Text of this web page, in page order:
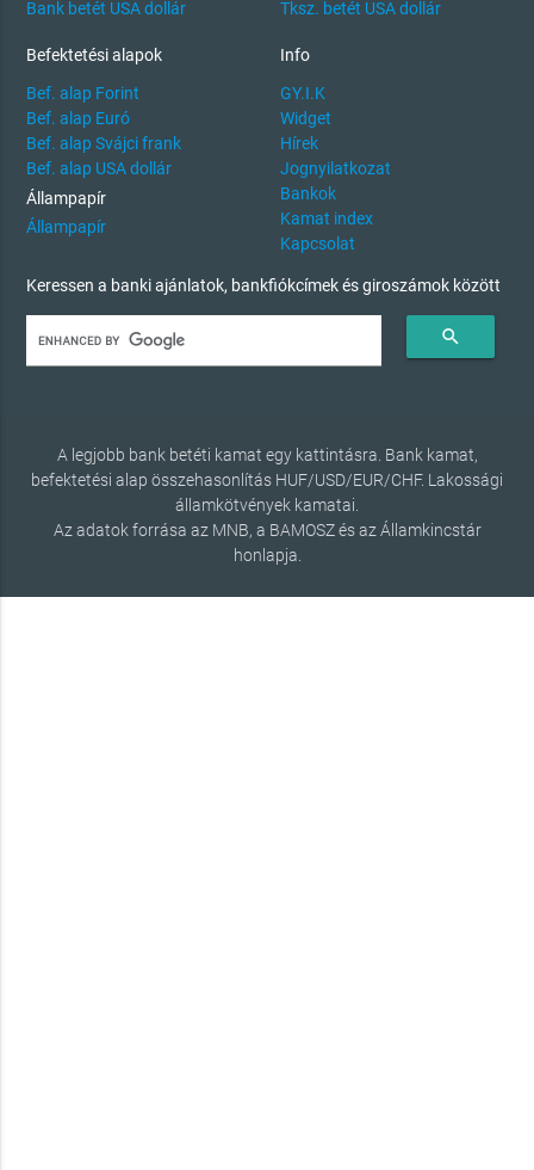
Bank betét USA dollár
Tksz. betét USA dollár
Befektetési alapok
Bef. alap Forint
Bef. alap Euró
Bef. alap Svájci frank
Bef. alap USA dollár
Állampapír
Állampapír
Info
GY.I.K
Widget
Hírek
Jognyilatkozat
Bankok
Kamat index
Kapcsolat
Keressen a banki ajánlatok, bankfiókcímek és giroszámok között
search
A legjobb bank betéti kamat egy kattintásra. Bank kamat,
befektetési alap összehasonlítás HUF/USD/EUR/CHF. Lakossági
államkötvények kamatai.
Az adatok forrása az MNB, a BAMOSZ és az Államkincstár
honlapja.